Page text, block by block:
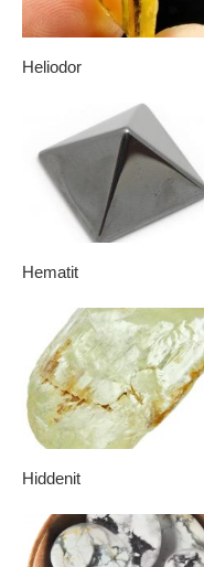
Heliodor
Hematit
Hiddenit